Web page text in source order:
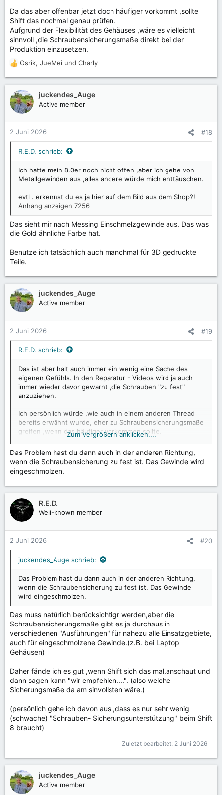
Da das aber offenbar jetzt doch häufiger vorkommt ,sollte
Shift das nochmal genau prüfen.
Aufgrund der Flexibilität des Gehäuses ,wäre es vielleicht
sinnvoll ,die Schraubensicherungsmaße direkt bei der
Produktion einzusetzen.
R
a
k
t
n
Osrik, JueMei und Charly
juckendes_Auge
Active member
2 Juni 2026 #18
R.E.D. schrieb:
Ich hatte mein 8.0er noch nicht offen ,aber ich gehe von
Metallgewinden aus ,alles andere würde mich enttäuschen.
evtl . erkennst du es ja hier auf dem Bild aus dem Shop?!
Anhang anzeigen 7256
Das sieht mir nach Messing Einschmelzgewinde aus. Das was
die Gold ähnliche Farbe hat.
Benutze ich tatsächlich auch manchmal für 3D gedruckte
Teile.
juckendes_Auge
Active member
2 Juni 2026 #19
R.E.D. schrieb:
Das ist aber halt auch immer ein wenig eine Sache des
eigenen Gefühls. In den Reparatur - Videos wird ja auch
immer wieder davor gewarnt ,die Schrauben "zu fest"
anzuziehen.
Ich persönlich würde ,wie auch in einem anderen Thread
bereits erwähnt wurde, eher zu Schraubensicherungsmaße
greifen ,wenn das häufiger vorkommen sollte.
Einfach um nicht Gefahr zulaufen sie doch mal zu
überdrehen o.ä.
Bei meinem 8.0er sitzen alle Schrauben auch nach gut 1 1/2
Jahren bisher noch fest.
Da das aber offenbar jetzt doch häufiger vorkommt ,sollte
Shift das nochmal genau prüfen.
Aufgrund der Flexibilität des Gehäuses ,wäre es vielleicht
sinnvoll ,die Schraubensicherungsmaße direkt bei der
Produktion einzusetzen.
Zum Vergrößern anklicken....
Das Problem hast du dann auch in der anderen Richtung,
wenn die Schraubensicherung zu fest ist. Das Gewinde wird
eingeschmolzen.
R.E.D.
Well-known member
2 Juni 2026 #20
juckendes_Auge schrieb:
Das Problem hast du dann auch in der anderen Richtung,
wenn die Schraubensicherung zu fest ist. Das Gewinde
wird eingeschmolzen.
Das muss natürlich berücksichtigr werden,aber die
Schraubensicherungsmaße gibt es ja durchaus in
verschiedenen "Ausführungen" für nahezu alle Einsatzgebiete,
auch für eingeschmolzene Gewinde.(z.B. bei Laptop
Gehäusen)
Daher fände ich es gut ,wenn Shift sich das mal.anschaut und
dann sagen kann "wir empfehlen....". (also welche
Sicherungsmaße da am sinvollsten wäre.)
(persönlich gehe ich davon aus ,dass es nur sehr wenig
(schwache) "Schrauben- Sicherungsunterstützung" beim Shift
8 braucht)
Zuletzt bearbeitet: 2 Juni 2026
juckendes_Auge
Active member